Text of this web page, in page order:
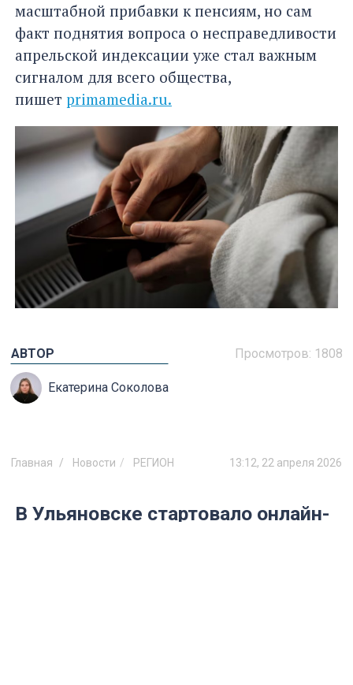
масштабной прибавки к пенсиям, но сам
факт поднятия вопроса о несправедливости
апрельской индексации уже стал важным
сигналом для всего общества,
пишет primamedia.ru.
Просмотров: 1808
АВТОР
Екатерина Соколова
Главная Новости РЕГИОН 13:12, 22 апреля 2026
В Ульяновске стартовало онлайн-